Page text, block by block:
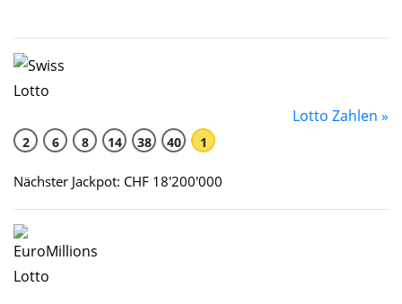
Lotto Zahlen »
2 6 8 14 38 40 1
Nächster Jackpot: CHF 18'200'000